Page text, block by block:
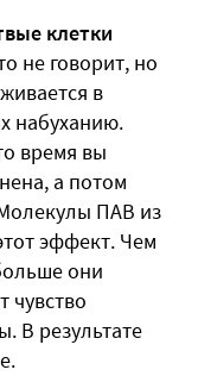
клетки
не говорит, но
в
набуханию.
время вы
а потом
Молекулы ПАВ из
эффект. Чем
они
чувство
В результате